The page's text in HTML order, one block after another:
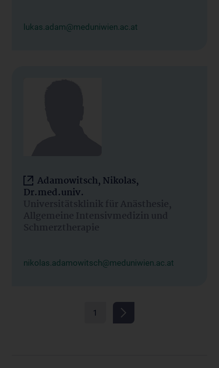
lukas.adam@meduniwien.ac.at
Adamowitsch, Nikolas,
Dr.med.univ.
Universitätsklinik für Anästhesie,
Allgemeine Intensivmedizin und
Schmerztherapie
nikolas.adamowitsch@meduniwien.ac.at
1